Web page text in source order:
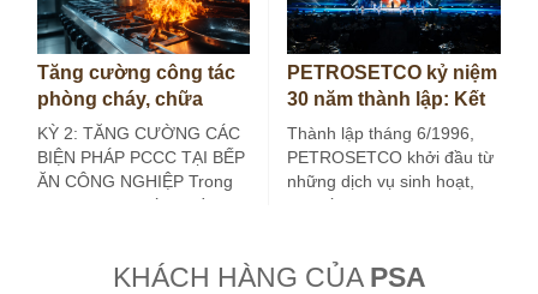
Tăng cường công tác
phòng cháy, chữa
cháy tại bếp ăn công
nghiệp (Kỳ 2)
KỲ 2: TĂNG CƯỜNG CÁC
BIỆN PHÁP PCCC TẠI BẾP
ĂN CÔNG NGHIỆP Trong
kỳ trước, bài viết đã đề…
PETROSETCO kỷ niệm
30 năm thành lập: Kết
nối giá trị, kiến tạo
tương lai
Thành lập tháng 6/1996,
PETROSETCO khởi đầu từ
những dịch vụ sinh hoạt,
đời sống và du lịch phục
KHÁCH HÀNG CỦA PSA